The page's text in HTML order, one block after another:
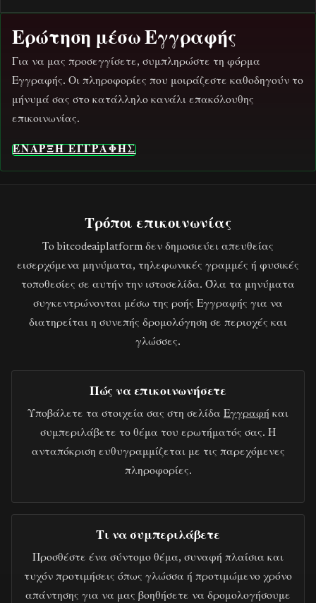
Ερώτηση μέσω Εγγραφής
Για να μας προσεγγίσετε, συμπληρώστε τη φόρμα
Εγγραφής. Οι πληροφορίες που μοιράζεστε καθοδηγούν το
μήνυμά σας στο κατάλληλο κανάλι επακόλουθης
επικοινωνίας.
ΕΝΑΡΞΗ ΕΓΓΡΑΦΗΣ
Τρόποι επικοινωνίας
Το bitcodeaiplatform δεν δημοσιεύει απευθείας
εισερχόμενα μηνύματα, τηλεφωνικές γραμμές ή φυσικές
τοποθεσίες σε αυτήν την ιστοσελίδα. Όλα τα μηνύματα
συγκεντρώνονται μέσω της ροής Εγγραφής για να
διατηρείται η συνεπής δρομολόγηση σε περιοχές και
γλώσσες.
Πώς να επικοινωνήσετε
Υποβάλετε τα στοιχεία σας στη σελίδα Εγγραφή και
συμπεριλάβετε το θέμα του ερωτήματός σας. Η
ανταπόκριση ευθυγραμμίζεται με τις παρεχόμενες
πληροφορίες.
Τι να συμπεριλάβετε
Προσθέστε ένα σύντομο θέμα, συναφή πλαίσια και
τυχόν προτιμήσεις όπως γλώσσα ή προτιμώμενο χρόνο
απάντησης για να μας βοηθήσετε να δρομολογήσουμε